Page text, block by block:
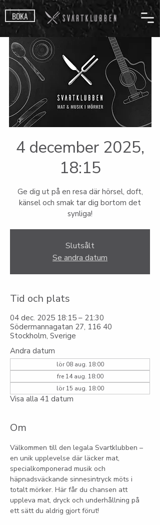
BOKA
4 december 2025,
18:15
Ge dig ut på en resa där hörsel, doft,
känsel och smak tar dig bortom det
synliga!
Slutsålt
Se andra datum
Tid och plats
04 dec. 2025 18:15 – 21:30
Södermannagatan 27, 116 40
Stockholm, Sverige
Andra datum
lör 08 aug. 18:00
fre 14 aug. 18:00
lör 15 aug. 18:00
Visa alla 41 datum
Om
Välkommen till den legala Svartklubben –
en unik upplevelse där läcker mat,
specialkomponerad musik och
häpnadsväckande sinnesintryck möts i
totalt mörker. Här får du chansen att
uppleva mat, dryck och underhållning på
ett sätt du aldrig gjort förut!